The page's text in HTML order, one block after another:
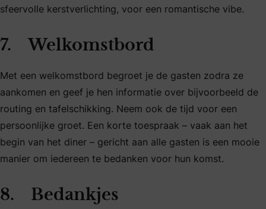
sfeervolle kerstverlichting, voor een romantische vibe.
7. Welkomstbord
Met een welkomstbord begroet je de gasten zodra ze
aankomen en geef je hen informatie over bijvoorbeeld de
routing en tafelschikking. Neem ook de tijd voor een
persoonlijke groet. Een korte toespraak – vaak aan het
begin van het diner – gericht aan alle gasten is een mooie
manier om iedereen te bedanken voor hun komst.
8. Bedankjes